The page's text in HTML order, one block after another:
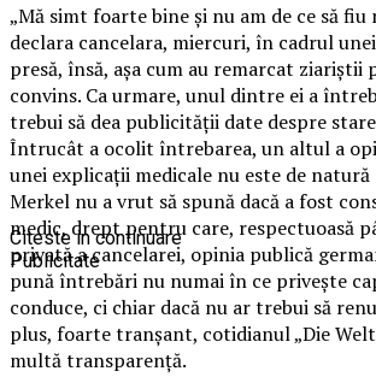
„Mă simt foarte bine şi nu am de ce să fiu
declara cancelara, miercuri, în cadrul
presă, însă, aşa cum au remarcat ziariştii
convins. Ca urmare, unul dintre ei a
trebui să dea publicităţii date despre
Întrucât a ocolit întrebarea, un altul a
unei explicaţii medicale nu este de natură
Merkel nu a vrut să spună dacă a fost
medic, drept pentru care, respectuoasă
privată a cancelarei, opinia publică
pună întrebări nu numai în ce priveşte
conduce, ci chiar dacă nu ar trebui să
plus, foarte tranşant, cotidianul „Die
multă transparenţă.
Citeste in continuare
Publicitate